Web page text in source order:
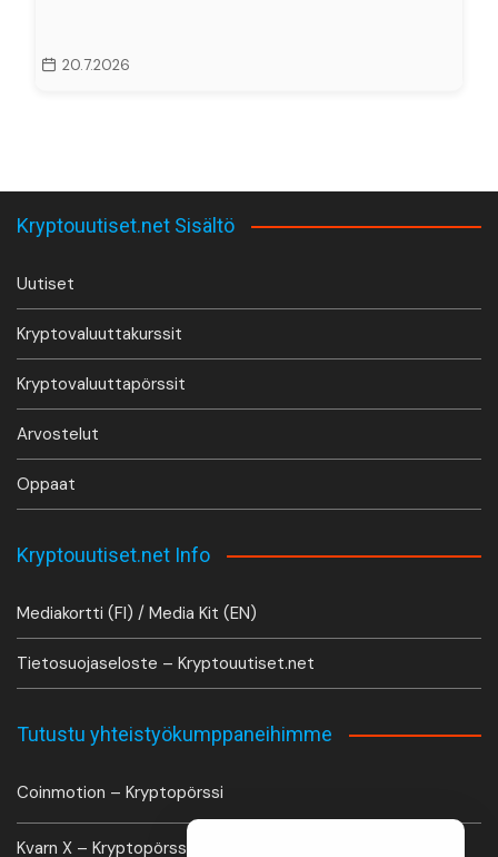
20.7.2026
Kryptouutiset.net Sisältö
Uutiset
Kryptovaluuttakurssit
Kryptovaluuttapörssit
Arvostelut
Oppaat
Kryptouutiset.net Info
Mediakortti (FI) / Media Kit (EN)
Tietosuojaseloste – Kryptouutiset.net
Tutustu yhteistyökumppaneihimme
Coinmotion – Kryptopörssi
Kvarn X – Kryptopörssi